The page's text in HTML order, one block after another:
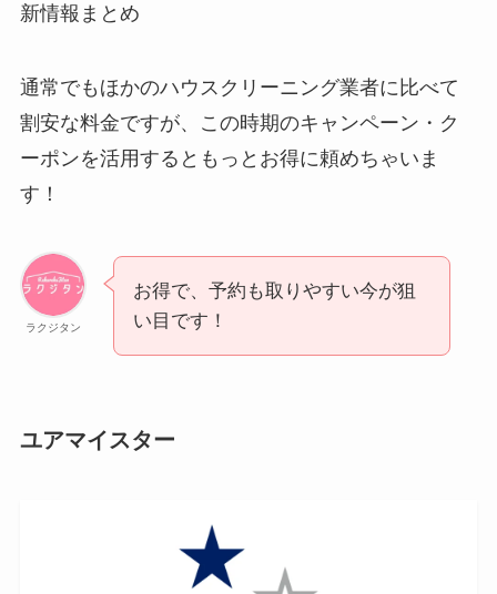
新情報まとめ
通常でもほかのハウスクリーニング業者に比べて
割安な料金ですが、この時期のキャンペーン・ク
ーポンを活用するともっとお得に頼めちゃいま
す！
ラクジタン
お得で、予約も取りやすい今が狙
い目です！
ユアマイスター